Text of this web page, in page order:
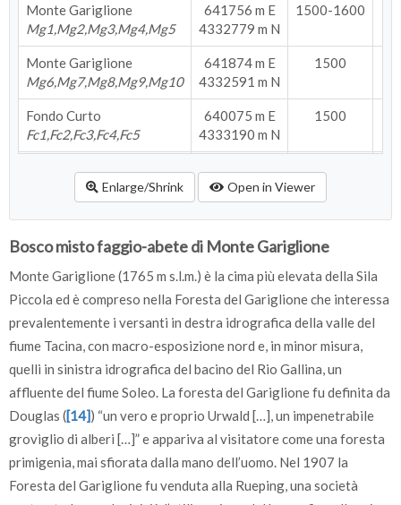
Monte Gariglione
Mg1,Mg2,Mg3,Mg4,Mg5
641756 m E
4332779 m N
1500-1600
Monte Gariglione
Mg6,Mg7,Mg8,Mg9,Mg10
641874 m E
4332591 m N
1500
Fondo Curto
Fc1,Fc2,Fc3,Fc4,Fc5
640075 m E
4333190 m N
1500
Fc6,Fc7,Fc8,Fc9,Fc10
4333198 m N
Vallone Cecita
Vc1,Vc2,Vc3,Vc4,Vc5
633228 m E
4361320 m N
1180-1250
Vallone Cecita
Vc6,Vc7,Vc8,Vc9,Vc10
635085 m E
4361009 m N
1200
Enlarge/Shrink Open in Viewer
Bosco misto faggio-abete di Monte Gariglione
Monte Gariglione (1765 m s.l.m.) è la cima più elevata della Sila
Piccola ed è compreso nella Foresta del Gariglione che interessa
prevalentemente i versanti in destra idrografica della valle del
fiume Tacina, con macro-esposizione nord e, in minor misura,
quelli in sinistra idrografica del bacino del Rio Gallina, un
affluente del fiume Soleo. La foresta del Gariglione fu definita da
Douglas ([14]) “un vero e proprio Urwald […], un impenetrabile
groviglio di alberi […]” e appariva al visitatore come una foresta
primigenia, mai sfiorata dalla mano dell’uomo. Nel 1907 la
Foresta del Gariglione fu venduta alla Rueping, una società